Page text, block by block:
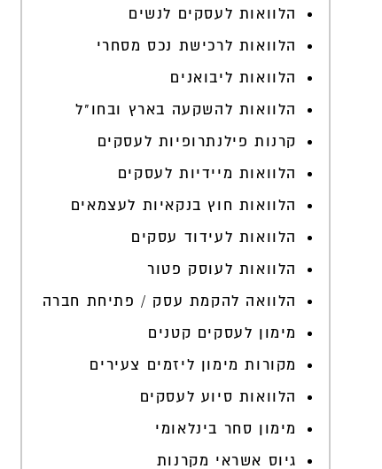
הלוואות לעסקים לנשים
הלוואות לרכישת נכס מסחרי
הלוואות ליבואנים
הלוואות להשקעה בארץ ובחו"ל
קרנות פילנתרופיות לעסקים
הלוואות מיידיות לעסקים
הלוואות חוץ בנקאיות לעצמאים
הלוואות לעידוד עסקים
הלוואות לעוסק פטור
הלוואה להקמת עסק / פתיחת חברה
מימון לעסקים קטנים
מקורות מימון ליזמים צעירים
הלוואות סיוע לעסקים
מימון סחר בינלאומי
גיוס אשראי מקרנות